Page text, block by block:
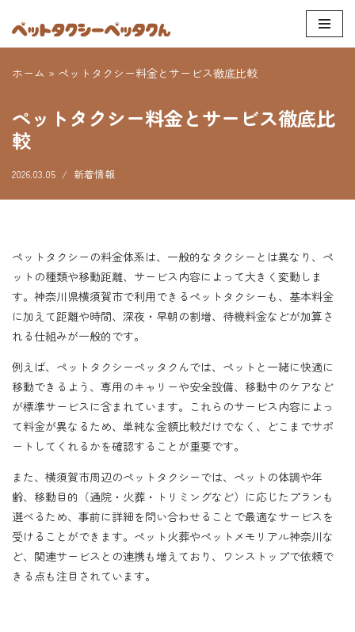
テ
ツ
へ
キ
ッ
ホーム » ペットタクシー料金とサービス徹底比較
ペットタクシー料金とサービス徹底比
較
2026.03.05 新着情報
ペットタクシーの料金体系は、一般的なタクシーとは異なり、ペ
ットの種類や移動距離、サービス内容によって大きく変動しま
す。神奈川県横須賀市で利用できるペットタクシーも、基本料金
に加えて距離や時間、深夜・早朝の割増、待機料金などが加算さ
れる仕組みが一般的です。
例えば、ペットタクシーペッタクんでは、ペットと一緒に快適に
移動できるよう、専用のキャリーや安全設備、移動中のケアなど
が標準サービスに含まれています。これらのサービス内容によっ
て料金が異なるため、単純な金額比較だけでなく、どこまでサポ
ートしてくれるかを確認することが重要です。
また、横須賀市周辺のペットタクシーでは、ペットの体調や年
齢、移動目的（通院・火葬・トリミングなど）に応じたプランも
選べるため、事前に詳細を問い合わせることで最適なサービスを
受けることができます。ペット火葬やペットメモリアル神奈川な
ど、関連サービスとの連携も増えており、ワンストップで依頼で
きる点も注目されています。